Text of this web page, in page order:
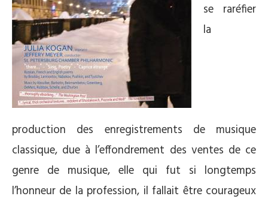
se raréfier
la
production des enregistrements de musique
classique, due à l’effondrement des ventes de ce
genre de musique, elle qui fut si longtemps
l’honneur de la profession, il fallait être courageux